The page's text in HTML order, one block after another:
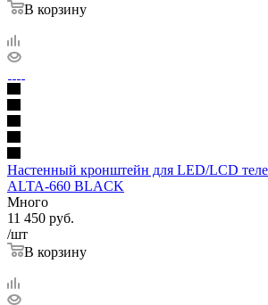
В корзину
Настенный кронштейн для LED/LCD
ALTA-660 BLACK
Много
11 450 руб.
/шт
В корзину